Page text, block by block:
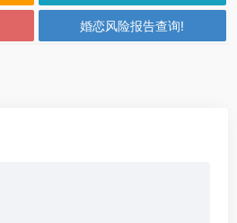
婚恋风险报告查询!